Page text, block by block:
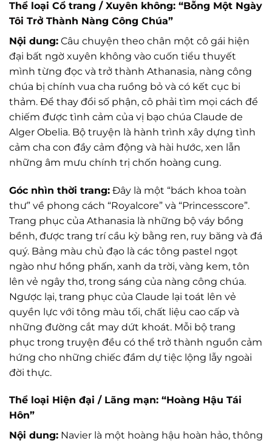
Thể loại Cổ trang / Xuyên không: “Bỗng Một Ngày
Tôi Trở Thành Nàng Công Chúa”
Nội dung: Câu chuyện theo chân một cô gái hiện
đại bất ngờ xuyên không vào cuốn tiểu thuyết
mình từng đọc và trở thành Athanasia, nàng công
chúa bị chính vua cha ruồng bỏ và có kết cục bi
thảm. Để thay đổi số phận, cô phải tìm mọi cách để
chiếm được tình cảm của vị bạo chúa Claude de
Alger Obelia. Bộ truyện là hành trình xây dựng tình
cảm cha con đầy cảm động và hài hước, xen lẫn
những âm mưu chính trị chốn hoàng cung.
Góc nhìn thời trang: Đây là một “bách khoa toàn
thư” về phong cách “Royalcore” và “Princesscore”.
Trang phục của Athanasia là những bộ váy bồng
bềnh, được trang trí cầu kỳ bằng ren, ruy băng và đá
quý. Bảng màu chủ đạo là các tông pastel ngọt
ngào như hồng phấn, xanh da trời, vàng kem, tôn
lên vẻ ngây thơ, trong sáng của nàng công chúa.
Ngược lại, trang phục của Claude lại toát lên vẻ
quyền lực với tông màu tối, chất liệu cao cấp và
những đường cắt may dứt khoát. Mỗi bộ trang
phục trong truyện đều có thể trở thành nguồn cảm
hứng cho những chiếc đầm dự tiệc lộng lẫy ngoài
đời thực.
Thể loại Hiện đại / Lãng mạn: “Hoàng Hậu Tái
Hôn”
Nội dung: Navier là một hoàng hậu hoàn hảo, thông